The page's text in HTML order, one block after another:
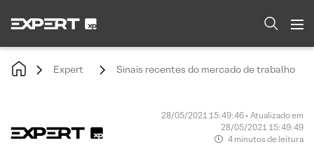
Expert Sinais recentes do mercado de trabalho
28/05/2021 15:49:46 • Atualizado em
28/05/2021 15:49:49
4 minutos de leitura